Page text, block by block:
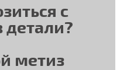
с
детали?
метиз